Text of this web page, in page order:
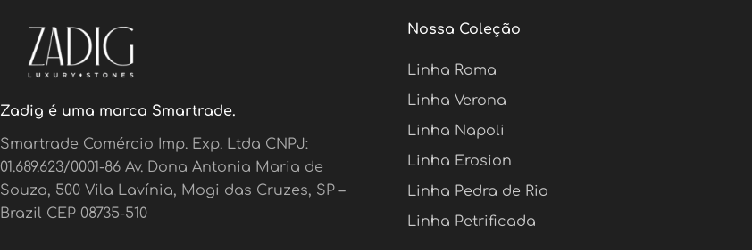
Zadig é uma marca Smartrade.
Smartrade Comércio Imp. Exp. Ltda CNPJ:
01.689.623/0001-86 Av. Dona Antonia Maria de
Souza, 500 Vila Lavínia, Mogi das Cruzes, SP –
Brazil CEP 08735-510
Nossa Coleção
Linha Roma
Linha Verona
Linha Napoli
Linha Erosion
Linha Pedra de Rio
Linha Petrificada